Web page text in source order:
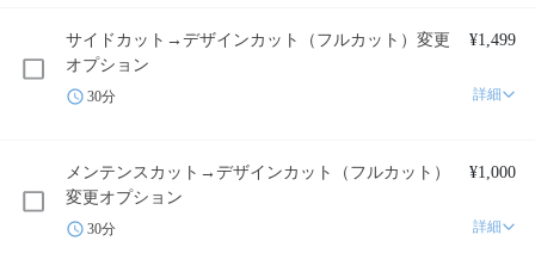
サイドカット→デザインカット（フルカット）変更
オプション
¥1,499
30分 詳細
メンテンスカット→デザインカット（フルカット）
変更オプション
¥1,000
30分 詳細